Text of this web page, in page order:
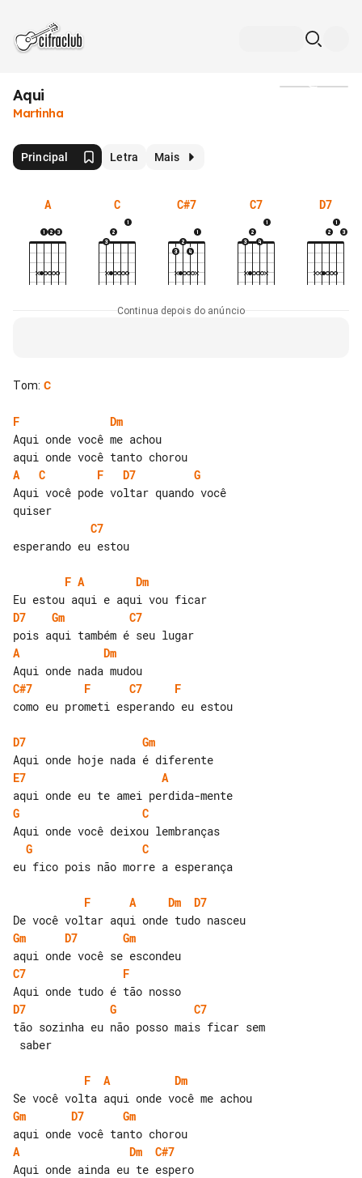
Aqui
Martinha
Principal Letra Mais
A C C#7 C7 D7
Continua depois do anúncio
Tom: C
F
Dm
Aqui onde você me achou
A
C F D7
G
Aqui você pode voltar quando você
C7
esperando eu estou
F A
Dm
D7
Gm
C7
A
Dm
C#7
F C7
F
como eu prometi esperando eu estou
D7
Gm
E7
A
G
C
G
C
eu fico pois não morre a esperança
F A Dm
D7
Gm
D7
Gm
C7
F
D7
G
C7
tão sozinha eu não posso mais ficar sem
F A
Dm
Gm
D7
Gm
A
Dm
C#7